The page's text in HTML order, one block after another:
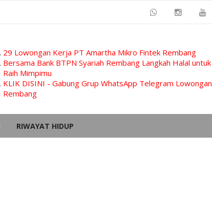
29 Lowongan Kerja PT Amartha Mikro Fintek Rembang
Bersama Bank BTPN Syariah Rembang Langkah Halal untuk
Raih Mimpimu
KLIK DISINI - Gabung Grup WhatsApp Telegram Lowongan
Rembang
RIWAYAT HIDUP